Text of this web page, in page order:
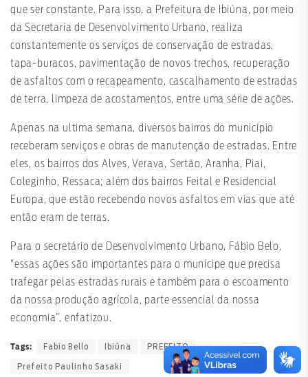
que ser constante. Para isso, a Prefeitura de Ibiúna, por meio
da Secretaria de Desenvolvimento Urbano, realiza
constantemente os serviços de conservação de estradas,
tapa-buracos, pavimentação de novos trechos, recuperação
de asfaltos com o recapeamento, cascalhamento de estradas
de terra, limpeza de acostamentos, entre uma série de ações.
Apenas na ultima semana, diversos bairros do município
receberam serviços e obras de manutenção de estradas. Entre
eles, os bairros dos Alves, Verava, Sertão, Aranha, Piai,
Coleginho, Ressaca; além dos bairros Feital e Residencial
Europa, que estão recebendo novos asfaltos em vias que até
então eram de terras.
Para o secretário de Desenvolvimento Urbano, Fábio Belo,
“essas ações são importantes para o munícipe que precisa
trafegar pelas estradas rurais e também para o escoamento
da nossa produção agrícola, parte essencial da nossa
economia”, enfatizou.
Tags: Fabio Bello Ibiúna PREFEITO
Prefeito Paulinho Sasaki